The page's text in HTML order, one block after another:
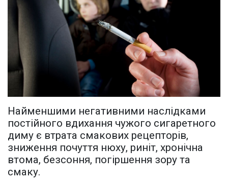
Найменшими негативними наслідками
постійного вдихання чужого сигаретного
диму є втрата смакових рецепторів,
зниження почуття нюху, риніт, хронічна
втома, безсоння, погіршення зору та
смаку.